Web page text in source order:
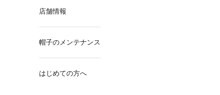
店舗情報
帽子のメンテナンス
はじめての方へ